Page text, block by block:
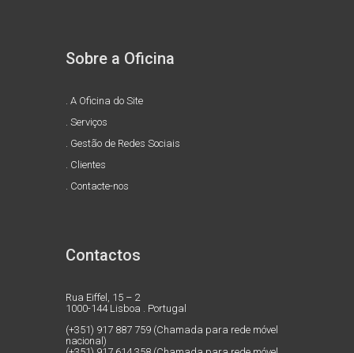
Sobre a Oficina
.A Oficina do Site
.Serviços
. Gestão de Redes Sociais
. Clientes
. Contacte-nos
Contactos
Rua Eiffel, 15 – 2
1000-144 Lisboa . Portugal
(+351) 917 887 759 (Chamada para rede móvel
nacional)